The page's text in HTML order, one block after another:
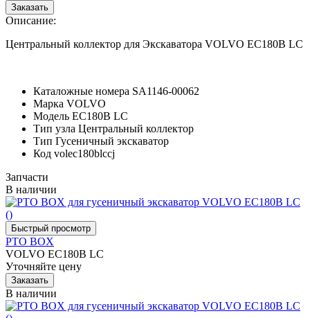
Описание:
Центральный коллектор для Экскаватора VOLVO EC180B LC
Каталожные номера SA1146-00062
Марка VOLVO
Модель EC180B LC
Тип узла Центральный коллектор
Тип Гусеничный экскаватор
Код volec180blccj
Запчасти
В наличии
PTO BOX
VOLVO EC180B LC
Уточняйте цену
В наличии